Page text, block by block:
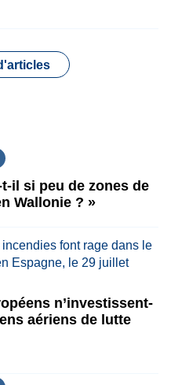
il si peu de zones de
Wallonie ? »
n’investissent-
aériens de lutte